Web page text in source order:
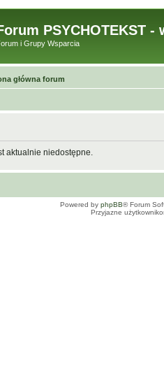
PSYCHOTEKST
i Grupy Wsparcia
główna forum
aktualnie niedostępne.
Powered by phpBB® Forum
Przyjazne